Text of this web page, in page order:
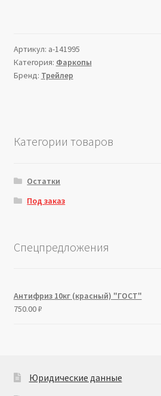
Артикул: a-141995
Категория: Фаркопы
Бренд: Трейлер
Категории товаров
Остатки
Под заказ
Спецпредложения
Антифриз 10кг (красный) "ГОСТ"
750.00₽
Юридические данные